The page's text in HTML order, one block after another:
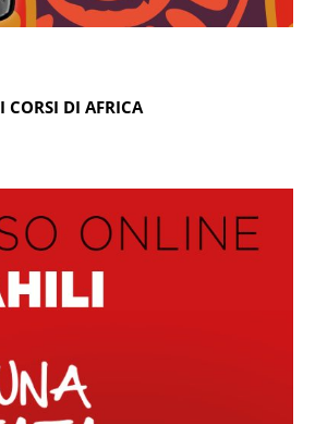
I CORSI DI AFRICA